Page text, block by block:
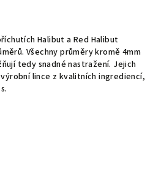
Halibut a Red Halibut
Všechny průměry kromě 4mm
tedy snadné nastražení. Jejich
lince z kvalitních ingrediencí,